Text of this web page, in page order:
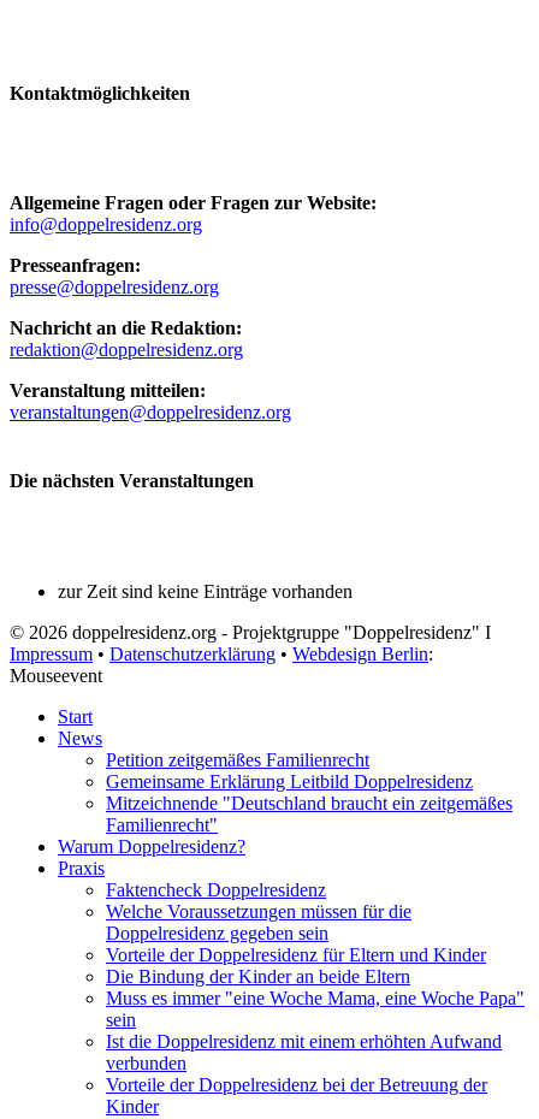
Kontaktmöglichkeiten
Allgemeine Fragen oder Fragen zur Website:
info@doppelresidenz.org
Presseanfragen:
presse@doppelresidenz.org
Nachricht an die Redaktion:
redaktion@doppelresidenz.org
Veranstaltung mitteilen:
veranstaltungen@doppelresidenz.org
Die nächsten Veranstaltungen
zur Zeit sind keine Einträge vorhanden
© 2026 doppelresidenz.org - Projektgruppe "Doppelresidenz" I
Impressum • Datenschutzerklärung • Webdesign Berlin:
Mouseevent
Start
News
Petition zeitgemäßes Familienrecht
Gemeinsame Erklärung Leitbild Doppelresidenz
Mitzeichnende "Deutschland braucht ein zeitgemäßes
Familienrecht"
Warum Doppelresidenz?
Praxis
Faktencheck Doppelresidenz
Welche Voraussetzungen müssen für die
Doppelresidenz gegeben sein
Vorteile der Doppelresidenz für Eltern und Kinder
Die Bindung der Kinder an beide Eltern
Muss es immer "eine Woche Mama, eine Woche Papa"
sein
Ist die Doppelresidenz mit einem erhöhten Aufwand
verbunden
Vorteile der Doppelresidenz bei der Betreuung der
Kinder